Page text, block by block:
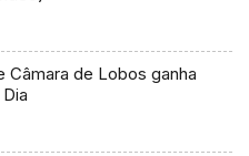
Câmara de Lobos ganha